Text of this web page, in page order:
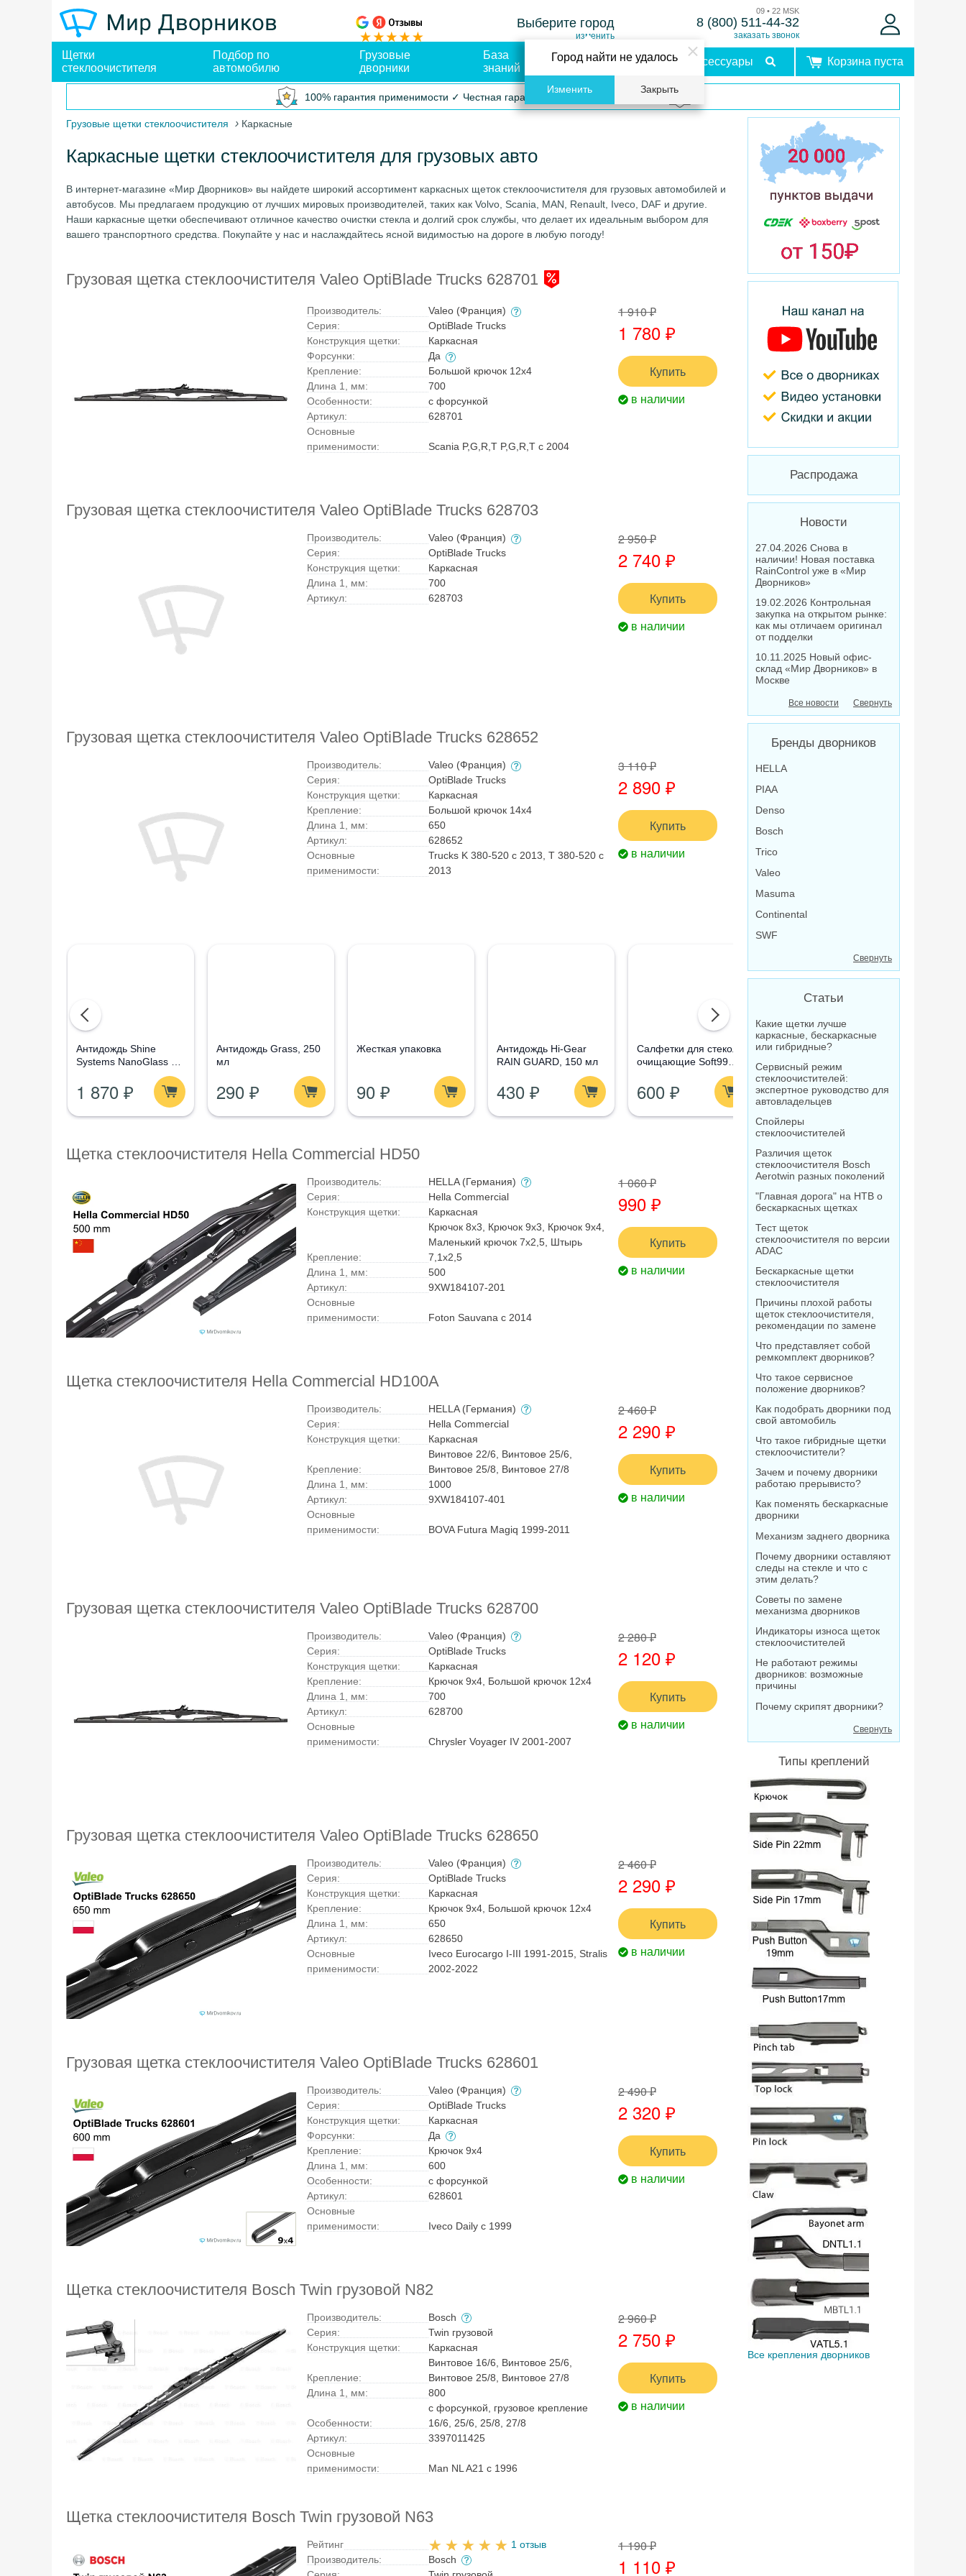
Выберите город
изменить
09 • 22 MSK
8 (800) 511-44-32
заказать звонок
Щетки
стеклоочистителя
Подбор по
автомобилю
Грузовые
дворники
База
знаний
Оплата и
Аксессуары Корзина пуста
100% гарантия применимости ✓ Честная гарантия ✓ Упрощенный возврат
Грузовые щетки стеклоочистителя › Каркасные
Каркасные щетки стеклоочистителя для грузовых авто
В интернет-магазине «Мир Дворников» вы найдете широкий ассортимент каркасных щеток стеклоочистителя для грузовых автомобилей и
автобусов. Мы предлагаем продукцию от лучших мировых производителей, таких как Volvo, Scania, MAN, Renault, Iveco, DAF и другие.
Наши каркасные щетки обеспечивают отличное качество очистки стекла и долгий срок службы, что делает их идеальным выбором для
вашего транспортного средства. Покупайте у нас и наслаждайтесь ясной видимостью на дороге в любую погоду!
Грузовая щетка стеклоочистителя Valeo OptiBlade Trucks 628701
Производитель:
Valeo (Франция)
Серия:
OptiBlade Trucks
Конструкция щетки:
Каркасная
Форсунки:
Да
Крепление:
Большой крючок 12x4
Длина 1, мм:
700
Особенности:
с форсункой
Артикул:
628701
Основные
применимости:
Scania P,G,R,T P,G,R,T с 2004
1 910 ₽
1 780 ₽
Купить
в наличии
Грузовая щетка стеклоочистителя Valeo OptiBlade Trucks 628703
Производитель:
Valeo (Франция)
Серия:
OptiBlade Trucks
Конструкция щетки:
Каркасная
Длина 1, мм:
700
Артикул:
628703
2 950 ₽
2 740 ₽
Купить
в наличии
Грузовая щетка стеклоочистителя Valeo OptiBlade Trucks 628652
Производитель:
Valeo (Франция)
Серия:
OptiBlade Trucks
Конструкция щетки:
Каркасная
Крепление:
Большой крючок 14x4
Длина 1, мм:
650
Артикул:
628652
Основные
применимости:
Trucks K 380-520 с 2013, T 380-520 с
2013
3 110 ₽
2 890 ₽
Купить
в наличии
Aнтидождь Shine
Systems NanoGlass Kit
- Набор по уходу за
стеклом
1 870 ₽
Антидождь Grass, 250
мл
290 ₽
Жесткая упаковка
90 ₽
Антидождь Hi-Gear
RAIN GUARD, 150 мл
430 ₽
Салфетки для стекол
очищающие Soft99
Glass Cleaning Wipes,
10 шт
600 ₽
Омыватель стекол
концентрат Лавр
Orange Антимуха, 120
мл
210 ₽
Щетка стеклоочистителя Hella Commercial HD50
Производитель:
HELLA (Германия)
Серия:
Hella Commercial
Конструкция щетки:
Каркасная
Крепление:
Крючок 8x3, Крючок 9x3, Крючок 9x4,
Маленький крючок 7x2,5, Штырь
7,1x2,5
Длина 1, мм:
500
Артикул:
9XW184107-201
Основные
применимости:
Foton Sauvana с 2014
1 060 ₽
990 ₽
Купить
в наличии
Щетка стеклоочистителя Hella Commercial HD100A
Производитель:
HELLA (Германия)
Серия:
Hella Commercial
Конструкция щетки:
Каркасная
Крепление:
Винтовое 22/6, Винтовое 25/6,
Винтовое 25/8, Винтовое 27/8
Длина 1, мм:
1000
Артикул:
9XW184107-401
Основные
применимости:
BOVA Futura Magiq 1999-2011
2 460 ₽
2 290 ₽
Купить
в наличии
Грузовая щетка стеклоочистителя Valeo OptiBlade Trucks 628700
Производитель:
Valeo (Франция)
Серия:
OptiBlade Trucks
Конструкция щетки:
Каркасная
Крепление:
Крючок 9x4, Большой крючок 12x4
Длина 1, мм:
700
Артикул:
628700
Основные
применимости:
Chrysler Voyager IV 2001-2007
2 280 ₽
2 120 ₽
Купить
в наличии
Грузовая щетка стеклоочистителя Valeo OptiBlade Trucks 628650
Производитель:
Valeo (Франция)
Серия:
OptiBlade Trucks
Конструкция щетки:
Каркасная
Крепление:
Крючок 9x4, Большой крючок 12x4
Длина 1, мм:
650
Артикул:
628650
Основные
применимости:
Iveco Eurocargo I-III 1991-2015, Stralis
2002-2022
2 460 ₽
2 290 ₽
Купить
в наличии
Грузовая щетка стеклоочистителя Valeo OptiBlade Trucks 628601
Производитель:
Valeo (Франция)
Серия:
OptiBlade Trucks
Конструкция щетки:
Каркасная
Форсунки:
Да
Крепление:
Крючок 9x4
Длина 1, мм:
600
Особенности:
с форсункой
Артикул:
628601
Основные
применимости:
Iveco Daily с 1999
2 490 ₽
2 320 ₽
Купить
в наличии
Щетка стеклоочистителя Bosch Twin грузовой N82
Производитель:
Bosch
Серия:
Twin грузовой
Конструкция щетки:
Каркасная
Крепление:
Винтовое 16/6, Винтовое 25/6,
Винтовое 25/8, Винтовое 27/8
Длина 1, мм:
800
Особенности:
с форсункой, грузовое крепление
16/6, 25/6, 25/8, 27/8
Артикул:
3397011425
Основные
применимости:
Man NL A21 с 1996
2 960 ₽
2 750 ₽
Купить
в наличии
Щетка стеклоочистителя Bosch Twin грузовой N63
Рейтинг
1 отзыв
Производитель:
Bosch
1 190 ₽
1 110 ₽
Распродажа
Новости
27.04.2026 Снова в
наличии! Новая поставка
RainControl уже в «Мир
Дворников»
19.02.2026 Контрольная
закупка на открытом рынке:
как мы отличаем оригинал
от подделки
10.11.2025 Новый офис-
склад «Мир Дворников» в
Москве
Свернуть
Все новости
Бренды дворников
HELLA
PIAA
Denso
Bosch
Trico
Valeo
Masuma
Continental
SWF
Свернуть
Статьи
Какие щетки лучше
каркасные, бескаркасные
или гибридные?
Сервисный режим
стеклоочистителей:
экспертное руководство для
автовладельцев
Спойлеры
стеклоочистителей
Различия щеток
стеклоочистителя Bosch
Aerotwin разных поколений
"Главная дорога" на НТВ о
бескаркасных щетках
Тест щеток
стеклоочистителя по версии
ADAC
Бескаркасные щетки
стеклоочистителя
Причины плохой работы
щеток стеклоочистителя,
рекомендации по замене
Что представляет собой
ремкомплект дворников?
Что такое сервисное
положение дворников?
Как подобрать дворники под
свой автомобиль
Что такое гибридные щетки
стеклоочистители?
Зачем и почему дворники
работаю прерывисто?
Как поменять бескаркасные
дворники
Механизм заднего дворника
Почему дворники оставляют
следы на стекле и что с
этим делать?
Советы по замене
механизма дворников
Индикаторы износа щеток
стеклоочистителей
Не работают режимы
дворников: возможные
причины
Почему скрипят дворники?
Свернуть
Типы креплений
Все крепления дворников
Город найти не удалось
Изменить Закрыть